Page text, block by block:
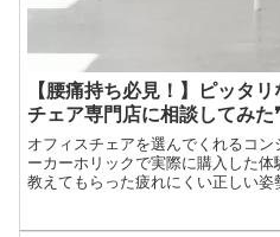
【腰痛持ち必見！】ピッタ
チェア専門店に相談してみた
オフィスチェアを選んでくれるコ
ーカーホリックで実際に購入した
教えてもらった疲れにくい正しい姿